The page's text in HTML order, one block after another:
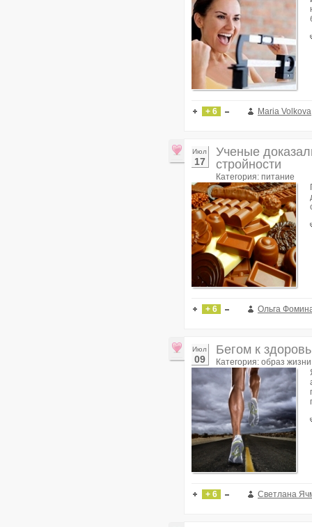
+ 6 Maria Volkova
Июл
17
Ученые
стройности
Категория: питание
+ 6 Ольга
Июл
09
Бегом к
Категория: образ жизни
+ 6 Светлана